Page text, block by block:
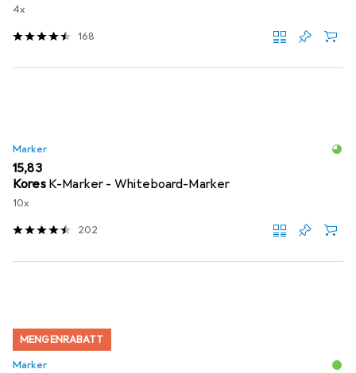
4x
168
Marker
EUR
15,83
Kores K-Marker - Whiteboard-Marker
10x
202
MENGENRABATT
Marker